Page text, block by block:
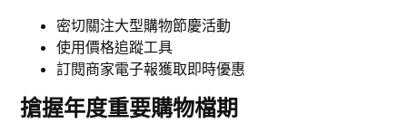
密切關注大型購物節慶活動
使用價格追蹤工具
訂閱商家電子報獲取即時優惠
搶握年度重要購物檔期